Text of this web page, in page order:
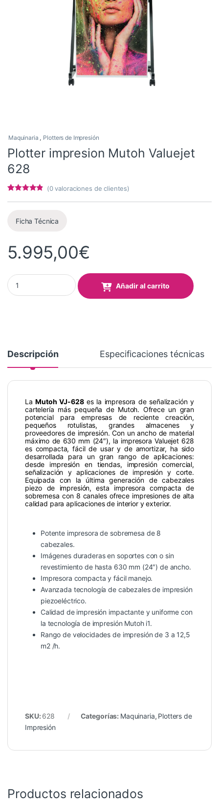
Maquinaria , Plotters de Impresión
Plotter impresion Mutoh Valuejet
628
valoracione
s de
(0valoraciones de clientes)
Ficha Técnica
5.995,00€
Plotter impresion Mutoh Valuejet 628 quantity
Añadir al carrito
Descripción Especificaciones técnicas
LaMutoh VJ-628es la impresora de señalización y
cartelería más pequeña de Mutoh. Ofrece un gran
potencial para empresas de reciente creación,
pequeños rotulistas, grandes almacenes y
proveedores de impresión. Con un ancho de material
máximo de 630 mm (24″), la impresora Valuejet 628
es compacta, fácil de usar y de amortizar, ha sido
desarrollada para un gran rango de aplicaciones:
desde impresión en tiendas, impresión comercial,
señalización y aplicaciones de impresión y corte.
Equipada con la última generación de cabezales
piezo de impresión, esta impresora compacta de
sobremesa con 8 canales ofrece impresiones de alta
calidad para aplicaciones de interior y exterior.
Potente impresora de sobremesa de 8
cabezales.
Imágenes duraderas en soportes con o sin
revestimiento de hasta 630 mm (24″) de ancho.
Impresora compacta y fácil manejo.
Avanzada tecnología de cabezales de impresión
piezoeléctrico.
Calidad de impresión impactante y uniforme con
la tecnología de impresión Mutoh i1.
Rango de velocidades de impresión de 3 a 12,5
m2 /h.
SKU: 628 Categorías: Maquinaria, Plotters de
Impresión
Productos relacionados